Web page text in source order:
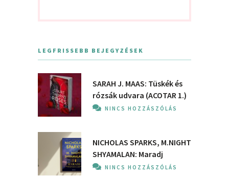
LEGFRISSEBB BEJEGYZÉSEK
SARAH J. MAAS: Tüskék és
rózsák udvara (ACOTAR 1.)
NINCS HOZZÁSZÓLÁS
NICHOLAS SPARKS, M.NIGHT
SHYAMALAN: Maradj
NINCS HOZZÁSZÓLÁS